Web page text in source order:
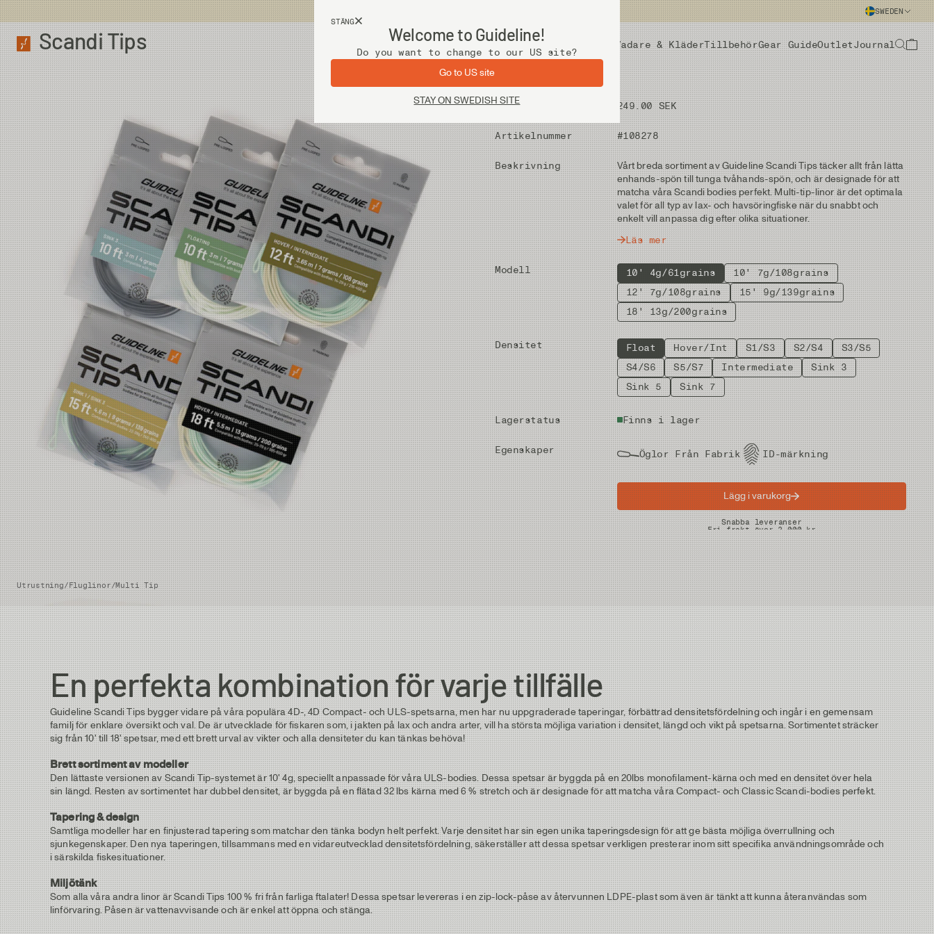
STÄNG
Welcome to Guideline!
Do you want to change to our US site?
Go to US site
STAY ON SWEDISH SITE
SWEDEN
Scandi Tips Vadare & KläderTillbehörGear GuideOutletJournal
Utrustning/Fluglinor/Multi Tip
Pris 249.00 SEK
Artikelnummer #108278
Beskrivning
Vårt breda sortiment av Guideline Scandi Tips täcker allt från lätta
enhands-spön till tunga tvåhands-spön, och är designade för att
matcha våra Scandi bodies perfekt. Multi-tip-linor är det optimala
valet för all typ av lax- och havsöringfiske när du snabbt och
enkelt vill anpassa dig efter olika situationer.
Läs mer
Modell 10' 4g/61grains
10' 7g/108grains
12' 7g/108grains
15' 9g/139grains
18' 13g/200grains
Densitet Float Hover/Int S1/S3 S2/S4
S3/S5
S4/S6
S5/S7 Intermediate
Sink 3
Sink 5
Sink 7
Lagerstatus Finns i lager
Egenskaper Öglor Från Fabrik ID-märkning
Lägg i varukorg
Snabba leveranser
Fri frakt över 2.000 kr
En perfekta kombination för varje tillfälle
Guideline Scandi Tips bygger vidare på våra populära 4D-, 4D Compact- och ULS-spetsarna, men har nu uppgraderade taperingar, förbättrad densitetsfördelning och ingår i en gemensam
familj för enklare översikt och val. De är utvecklade för fiskaren som, i jakten på lax och andra arter, vill ha största möjliga variation i densitet, längd och vikt på spetsarna. Sortimentet sträcker
sig från 10' till 18' spetsar, med ett brett urval av vikter och alla densiteter du kan tänkas behöva!
Brett sortiment av modeller
Den lättaste versionen av Scandi Tip-systemet är 10' 4g, speciellt anpassade för våra ULS-bodies. Dessa spetsar är byggda på en 20lbs monofilament-kärna och med en densitet över hela
sin längd. Resten av sortimentet har dubbel densitet, är byggda på en flätad 32 lbs kärna med 6 % stretch och är designade för att matcha våra Compact- och Classic Scandi-bodies perfekt.
Tapering & design
Samtliga modeller har en finjusterad tapering som matchar den tänka bodyn helt perfekt. Varje densitet har sin egen unika taperingsdesign för att ge bästa möjliga överrullning och
sjunkegenskaper. Den nya taperingen, tillsammans med en vidareutvecklad densitetsfördelning, säkerställer att dessa spetsar verkligen presterar inom sitt specifika användningsområde och
i särskilda fiskesituationer.
Miljötänk
Som alla våra andra linor är Scandi Tips 100 % fri från farliga ftalater! Dessa spetsar levereras i en zip-lock-påse av återvunnen LDPE-plast som även är tänkt att kunna återanvändas som
linförvaring. Påsen är vattenavvisande och är enkel att öppna och stänga.